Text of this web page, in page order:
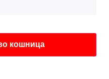
кошница